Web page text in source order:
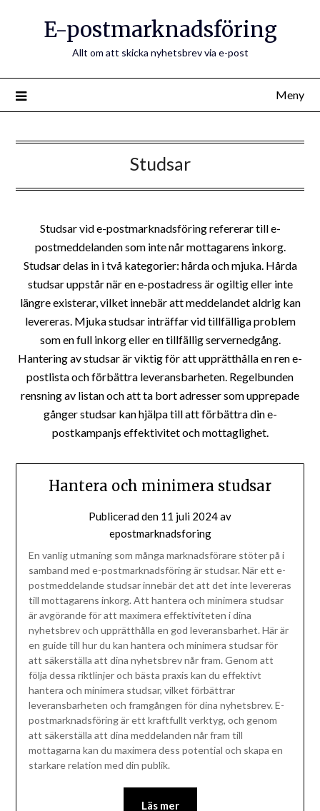
E-postmarknadsföring
Allt om att skicka nyhetsbrev via e-post
Meny
Studsar
Studsar vid e-postmarknadsföring refererar till e-
postmeddelanden som inte når mottagarens inkorg.
Studsar delas in i två kategorier: hårda och mjuka. Hårda
studsar uppstår när en e-postadress är ogiltig eller inte
längre existerar, vilket innebär att meddelandet aldrig kan
levereras. Mjuka studsar inträffar vid tillfälliga problem
som en full inkorg eller en tillfällig servernedgång.
Hantering av studsar är viktig för att upprätthålla en ren e-
postlista och förbättra leveransbarheten. Regelbunden
rensning av listan och att ta bort adresser som upprepade
gånger studsar kan hjälpa till att förbättra din e-
postkampanjs effektivitet och mottaglighet.
Hantera och minimera studsar
Publicerad den 11 juli 2024av
epostmarknadsforing
En vanlig utmaning som många marknadsförare stöter på i
samband med e-postmarknadsföring är studsar. När ett e-
postmeddelande studsar innebär det att det inte levereras
till mottagarens inkorg. Att hantera och minimera studsar
är avgörande för att maximera effektiviteten i dina
nyhetsbrev och upprätthålla en god leveransbarhet. Här är
en guide till hur du kan hantera och minimera studsar för
att säkerställa att dina nyhetsbrev når fram. Genom att
följa dessa riktlinjer och bästa praxis kan du effektivt
hantera och minimera studsar, vilket förbättrar
leveransbarheten och framgången för dina nyhetsbrev. E-
postmarknadsföring är ett kraftfullt verktyg, och genom
att säkerställa att dina meddelanden når fram till
mottagarna kan du maximera dess potential och skapa en
starkare relation med din publik.
Läs mer